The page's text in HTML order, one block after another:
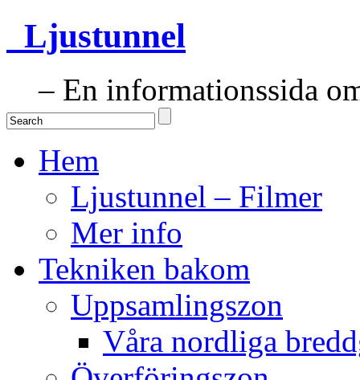
Ljustunnel
– En informationssida
Hem
Ljustunnel – Filmer
Mer info
Tekniken bakom
Uppsamlingszon
Våra nordliga